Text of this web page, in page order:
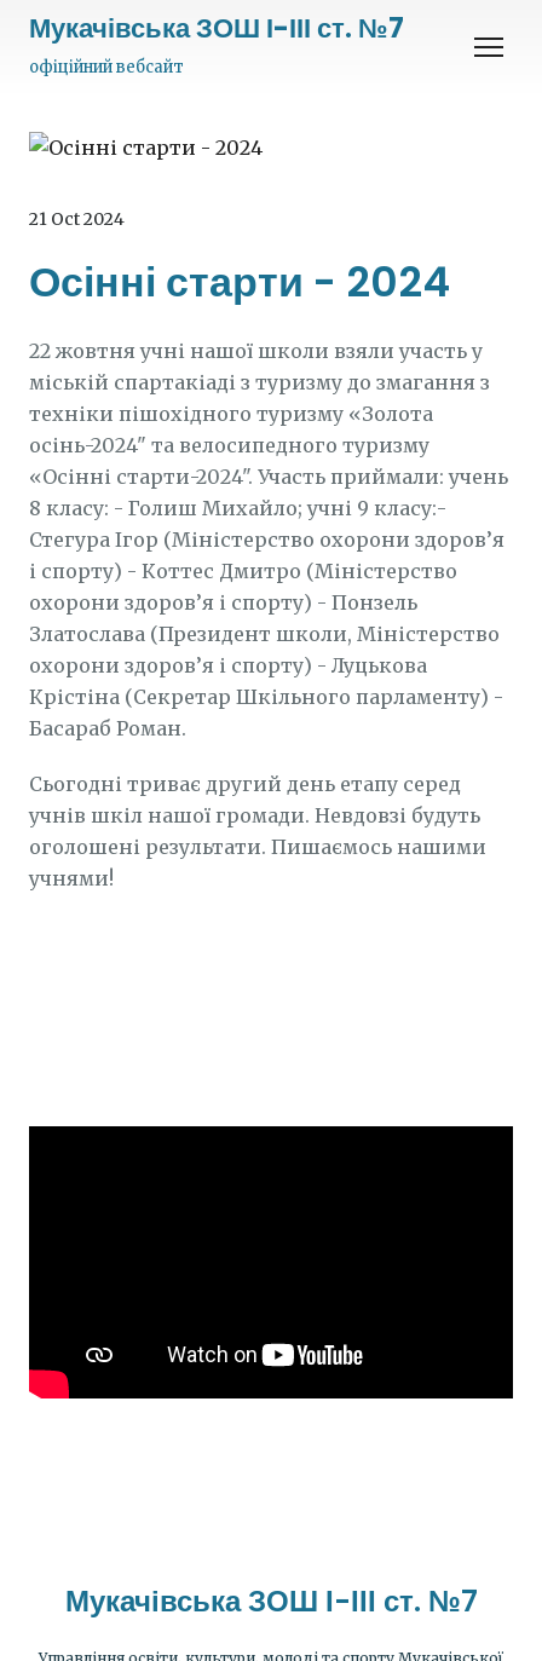
Мукачівська ЗОШ І-ІІІ ст. №7
офіційний вебсайт
21 Oct 2024
Осінні старти - 2024
22 жовтня учні нашої школи взяли участь у
міській спартакіаді з туризму до змагання з
техніки пішохідного туризму «Золота
осінь-2024" та велосипедного туризму
«Осінні старти-2024". Участь приймали: учень
8 класу: - Голиш Михайло; учні 9 класу:-
Стегура Ігор (Міністерство охорони здоров’я
і спорту) - Коттес Дмитро (Міністерство
охорони здоров’я і спорту) - Понзель
Златослава (Президент школи, Міністерство
охорони здоров’я і спорту) - Луцькова
Крістіна (Секретар Шкільного парламенту) -
Басараб Роман.
Сьогодні триває другий день етапу серед
учнів шкіл нашої громади. Невдовзі будуть
оголошені результати. Пишаємось нашими
учнями!
Мукачівська ЗОШ І-ІІІ ст. №7